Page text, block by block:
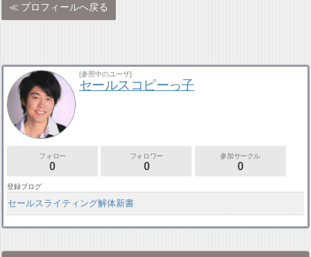
プロフィールへ戻る
[参照中のユーザ]
セールスコピーっ子
フォロー
0
フォロワー
0
参加サークル
0
登録ブログ
セールスライティング解体新書